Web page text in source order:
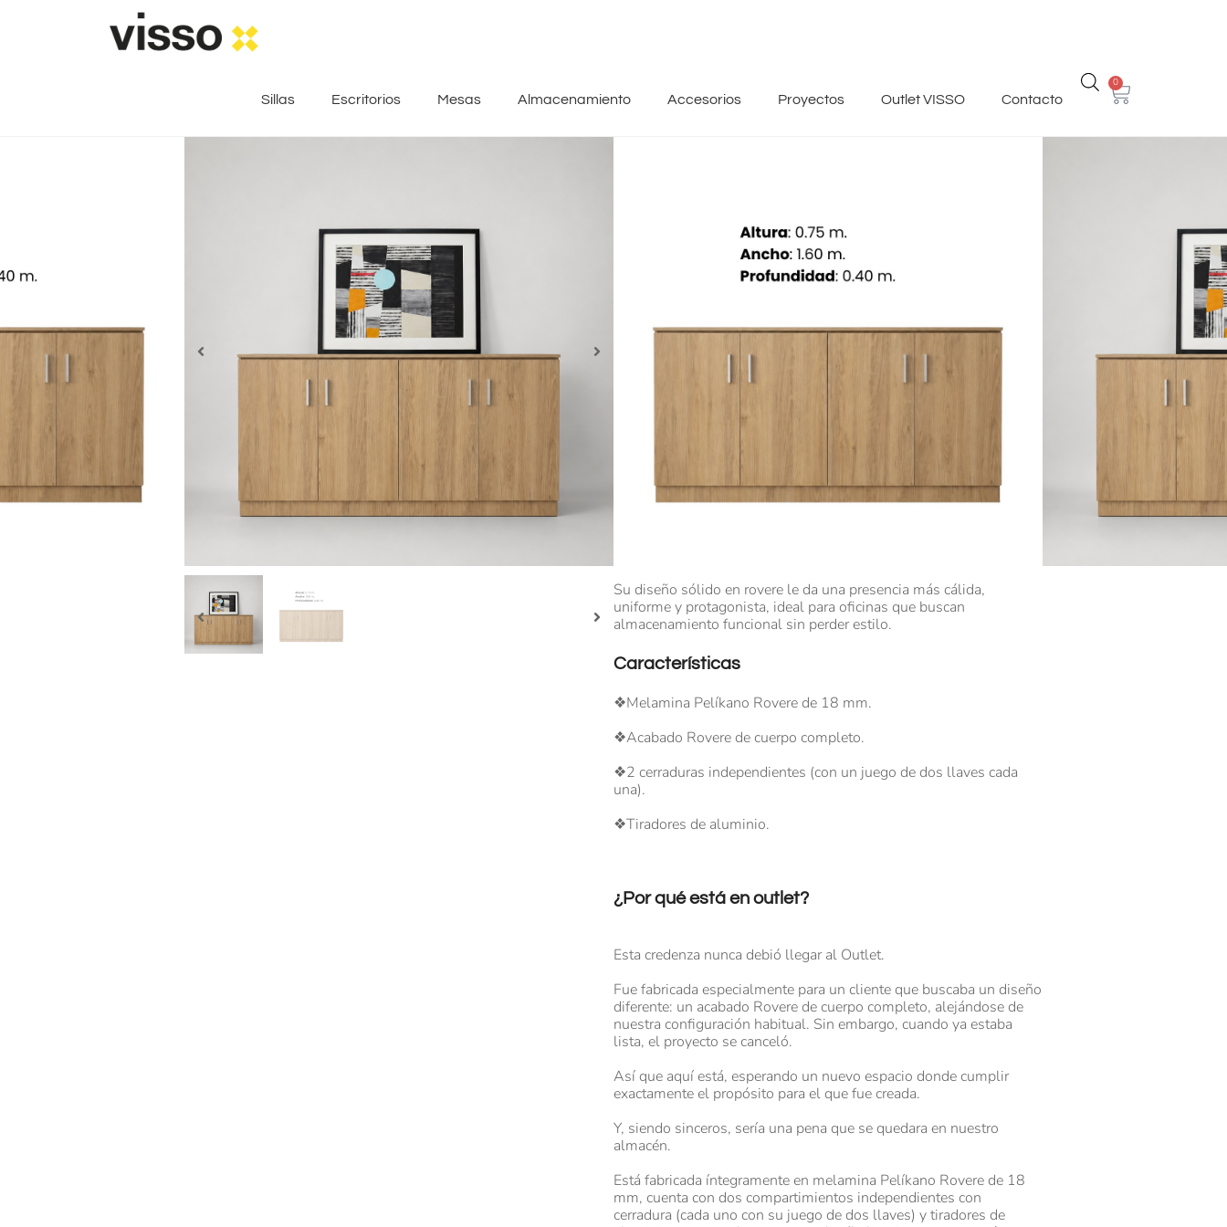
Sillas Escritorios Mesas Almacenamiento Accesorios Proyectos Outlet VISSO Contacto
0
que buscaba un acabado Rovere de cuerpo completo y,
cuando estuvo lista, decidió no continuar con la compra.No
hay nada que corregir.
Solo está esperando una nueva oficina.
Quizá sea la tuya.
: 0.75 m. de alto x 1.60 m. de ancho x 0.40 m. de
Sin existencias
Esta credenza doble fue fabricada en melamina rovere de cuerpo
Su diseño sólido en rovere le da una presencia más cálida,
uniforme y protagonista, ideal para oficinas que buscan
almacenamiento funcional sin perder estilo.
Características
❖Melamina Pelíkano Rovere de 18 mm.
❖Acabado Rovere de cuerpo completo.
❖2 cerraduras independientes (con un juego de dos llaves cada
una).
❖Tiradores de aluminio.
¿Por qué está en outlet?
Esta credenza nunca debió llegar al Outlet.
Fue fabricada especialmente para un cliente que buscaba un diseño
diferente: un acabado Rovere de cuerpo completo, alejándose de
nuestra configuración habitual. Sin embargo, cuando ya estaba
lista, el proyecto se canceló.
Así que aquí está, esperando un nuevo espacio donde cumplir
exactamente el propósito para el que fue creada.
Y, siendo sinceros, sería una pena que se quedara en nuestro
almacén.
Está fabricada íntegramente en melamina Pelíkano Rovere de 18
mm, cuenta con dos compartimientos independientes con
cerradura (cada uno con su juego de dos llaves) y tiradores de